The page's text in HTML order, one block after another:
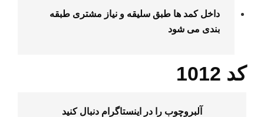
داخل کمد ها طبق سلیقه و نیاز مشتری طبقه
بندی می شود
کد 1012
آلبروچوب را در اینستاگرام دنبال کنید